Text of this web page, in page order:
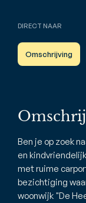
DIRECT NAAR
Omschrijving
Ben je op zoek
en
met ruime
bezichtiging
woonwijk "De